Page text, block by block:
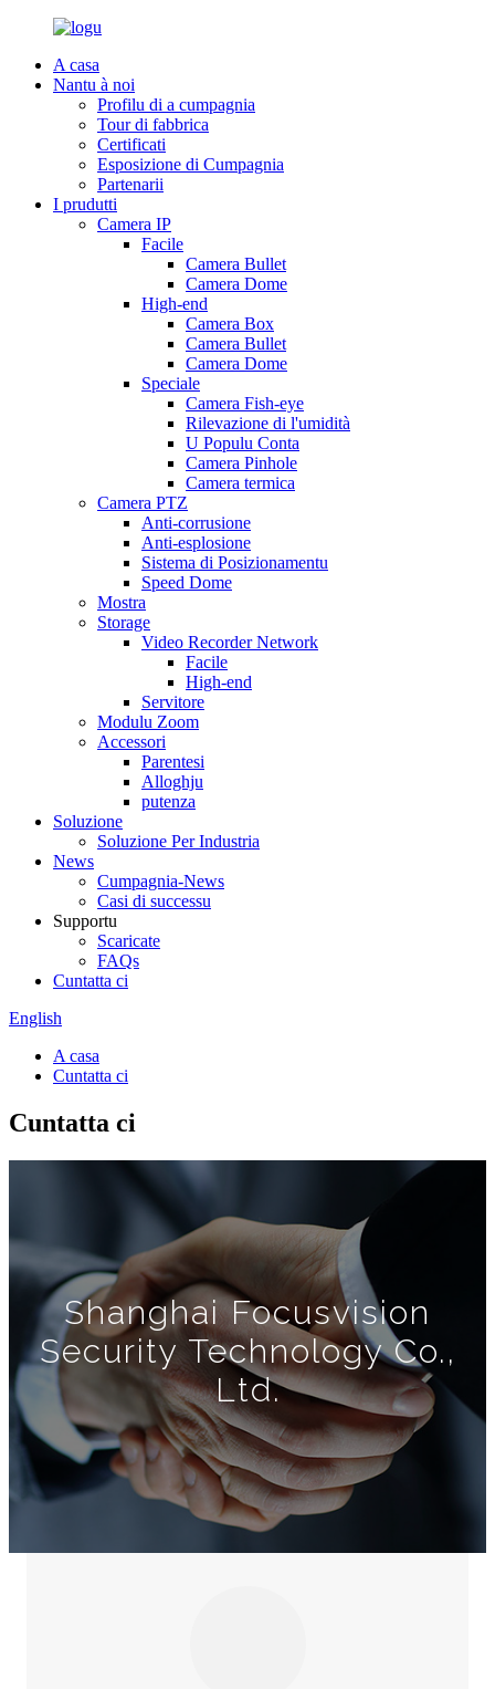
A casa
Nantu à noi
Profilu di a cumpagnia
Tour di fabbrica
Certificati
Esposizione di Cumpagnia
Partenarii
I prudutti
Camera IP
Facile
Camera Bullet
Camera Dome
High-end
Camera Box
Camera Bullet
Camera Dome
Speciale
Camera Fish-eye
Rilevazione di l'umidità
U Populu Conta
Camera Pinhole
Camera termica
Camera PTZ
Anti-corrusione
Anti-esplosione
Sistema di Posizionamentu
Speed ​​Dome
Mostra
Storage
Video Recorder Network
Facile
High-end
Servitore
Modulu Zoom
Accessori
Parentesi
Alloghju
putenza
Soluzione
Soluzione Per Industria
News
Cumpagnia-News
Casi di successu
Supportu
Scaricate
FAQs
Cuntatta ci
English
A casa
Cuntatta ci
Cuntatta ci
Shanghai Focusvision
Security Technology Co.,
Ltd.